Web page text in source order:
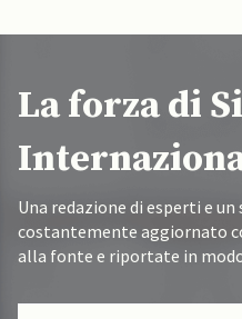
La forza di
Una redazione di esperti e
costantemente aggiornato
alla fonte e riportate in